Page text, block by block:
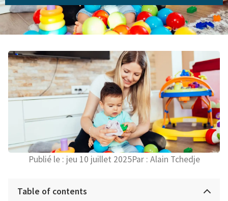
Publié le : jeu 10 juillet 2025Par : Alain Tchedje
Table of contents